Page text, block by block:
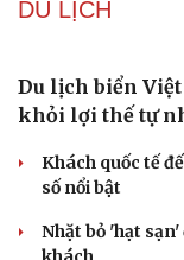
Hải quân Mỹ lần
VĂN HÓA
Từ vụ MCK gỡ
chỉ xin lỗi là
Hà Nội sắp cải